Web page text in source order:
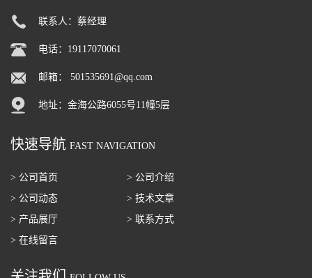
联系人：蔡经理
电话：19117070061
邮箱： 501535691@qq.com
地址：金海公路6055号11幢5层
快速导航 FAST NAVIGATION
> 公司首页
> 公司介绍
> 公司动态
> 技术文章
> 产品展厅
> 联系方式
> 在线留言